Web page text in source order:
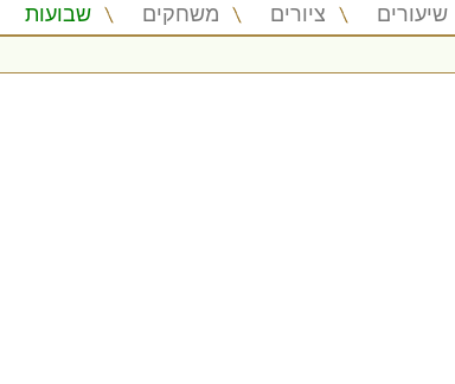
שיעורים ציורים משחקים שבועות